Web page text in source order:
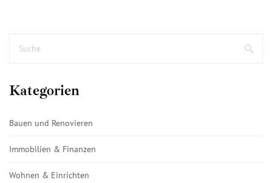
Kategorien
Bauen und Renovieren
Immobilien & Finanzen
Wohnen & Einrichten